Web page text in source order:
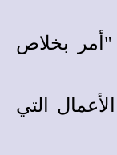
بخلاص
التي